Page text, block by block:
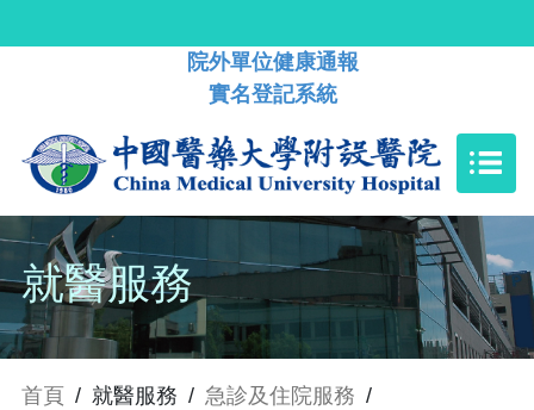
院外單位健康通報
實名登記系統
就醫服務
首頁 / 就醫服務 / 急診及住院服務 /